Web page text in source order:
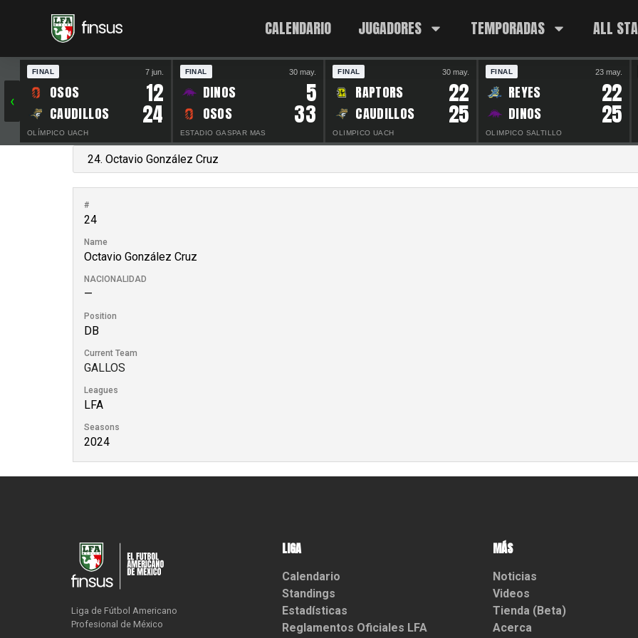
CALENDARIO JUGADORES TEMPORADAS ALL
‹
FINAL 7 jun.
OSOS 12
CAUDILLOS 24
OLÍMPICO UACH
FINAL 30 may.
DINOS 5
OSOS 33
ESTADIO GASPAR MAS
FINAL 30 may.
RAPTORS 22
CAUDILLOS 25
OLIMPICO UACH
FINAL 23 may.
REYES 22
DINOS 25
OLIMPICO SALTILLO
#
24
Name
Octavio González Cruz
NACIONALIDAD
—
Position
DB
Current Team
GALLOS
Leagues
LFA
Seasons
2024
Liga de Fútbol Americano
Profesional de México
LIGA
Calendario
Standings
Estadísticas
Reglamentos Oficiales LFA
MÁS
Noticias
Videos
Tienda (Beta)
Acerca